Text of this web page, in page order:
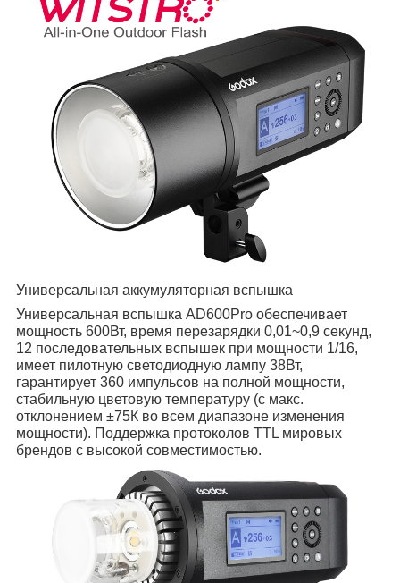
Универсальная аккумуляторная вспышка
Универсальная вспышка AD600Pro обеспечивает
мощность 600Вт, время перезарядки 0,01~0,9 секунд,
12 последовательных вспышек при мощности 1/16,
имеет пилотную светодиодную лампу 38Вт,
гарантирует 360 импульсов на полной мощности,
стабильную цветовую температуру (с макс.
отклонением ±75К во всем диапазоне изменения
мощности). Поддержка протоколов TTL мировых
брендов с высокой совместимостью.